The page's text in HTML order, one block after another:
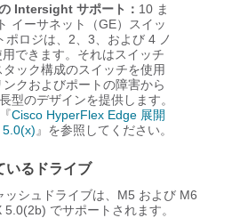
Intersight サポート： 10 ま
イーサネット（GE）スイッ
ポロジは、2、3、および 4 ノ
できます。それはスイッチ
ック構成のスイッチを使用
クおよびポートの障害から
型のデザインを提供します。
Cisco HyperFlex Edge 展開
5.0(x) 』を参照してください。
いるドライブ
シュドライブは、M5 および M6
でサポートされます。